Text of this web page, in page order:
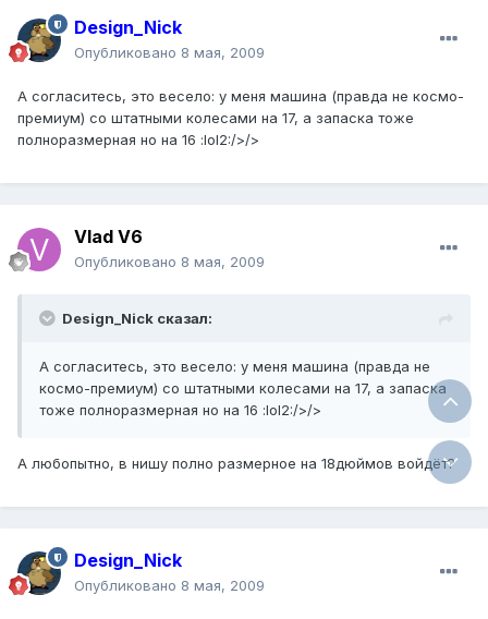
Design_Nick
Опубликовано 8 мая, 2009
А согласитесь, это весело: у меня машина (правда не космо-
премиум) со штатными колесами на 17, а запаска тоже
полноразмерная но на 16 :lol2:/>/>
Vlad V6
Опубликовано 8 мая, 2009
Design_Nick сказал:
А согласитесь, это весело: у меня машина (правда не
космо-премиум) со штатными колесами на 17, а запаска
тоже полноразмерная но на 16 :lol2:/>/>
А любопытно, в нишу полно размерное на 18дюймов войдёт?
Design_Nick
Опубликовано 8 мая, 2009